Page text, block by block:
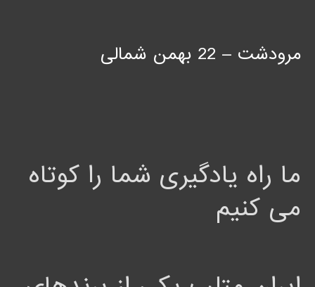
مرودشت – 22 بهمن شمالی
ما راه یادگیری شما را کوتاه
می کنیم